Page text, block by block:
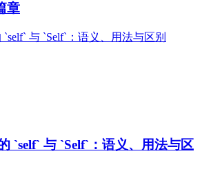
章
`self` 与 `Self`：语义、用法与区